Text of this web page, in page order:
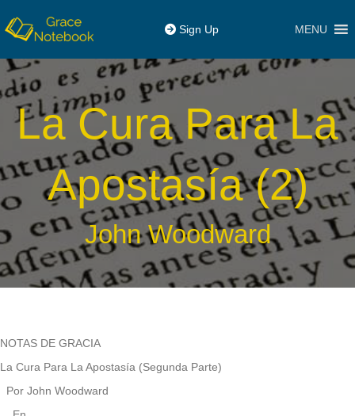
Sign Up MENU
La Cura Para La
Apostasía (2)
John Woodward
NOTAS DE GRACIA
La Cura Para La Apostasía (Segunda Parte)
Por John Woodward